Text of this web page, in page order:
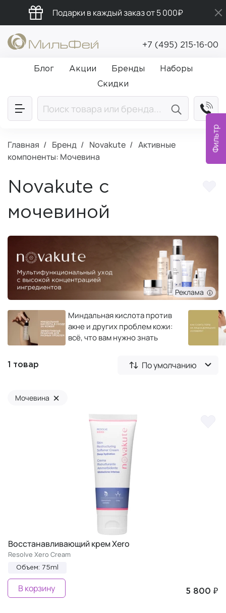
Фильтр
Подарки в каждый заказ от 5 000₽
Промокод ПРИВЕТ
Бесплатная доставка от 5 000₽
+7 (495) 215-16-00
Блог Акции Бренды
Наборы
Скидки
Главная Бренд Novakute
Активные
компоненты: Мочевина
Novakute с
мочевиной
Реклама
Миндальная кислота против
акне и других проблем кожи:
всё, что вам нужно знать
1 товар По умолчанию
Мочевина ×
Восстанавливающий крем Xero
Resolve Xero Cream
Объем: 75ml
5 800 ₽
В корзину